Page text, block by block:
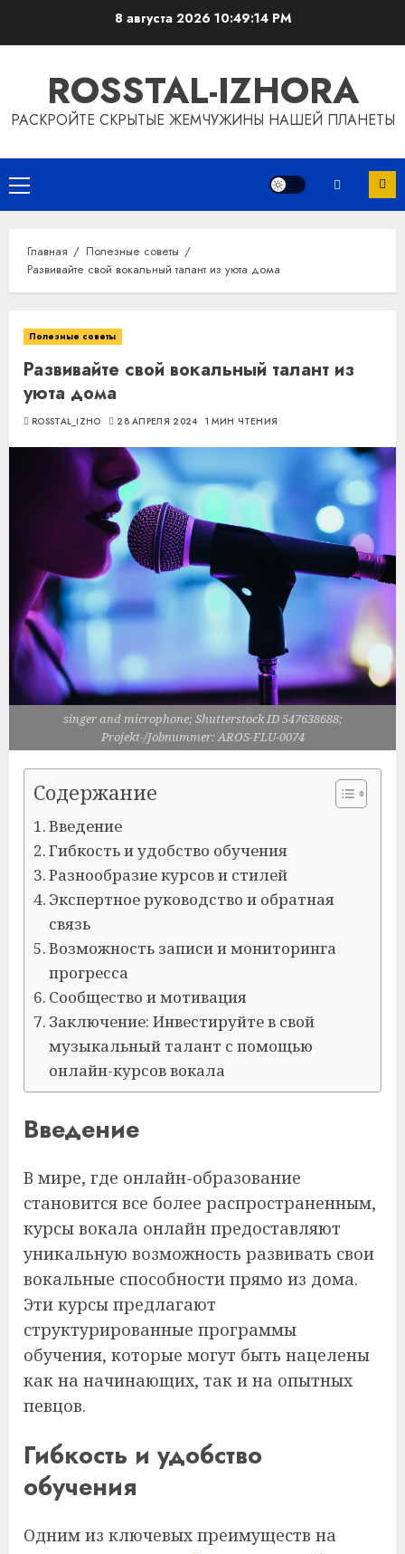
8 августа 2026 10:49:15 PM
ROSSTAL-IZHORA
РАСКРОЙТЕ СКРЫТЫЕ ЖЕМЧУЖИНЫ НАШЕЙ ПЛАНЕТЫ
Основное
меню
Главная
Полезные советы
Развивайте свой вокальный талант из уюта дома
Полезные советы
Развивайте свой вокальный талант из
уюта дома
ROSSTAL_IZHO 28 АПРЕЛЯ 2024 1 МИН ЧТЕНИЯ
singer and microphone; Shutterstock ID 547638688;
Projekt-/Jobnummer: AROS-FLU-0074
Содержание
Введение
Гибкость и удобство обучения
Разнообразие курсов и стилей
Экспертное руководство и обратная
связь
Возможность записи и мониторинга
прогресса
Сообщество и мотивация
Заключение: Инвестируйте в свой
музыкальный талант с помощью
онлайн-курсов вокала
Введение
В мире, где онлайн-образование
становится все более распространенным,
курсы вокала онлайн предоставляют
уникальную возможность развивать свои
вокальные способности прямо из дома.
Эти курсы предлагают
структурированные программы
обучения, которые могут быть нацелены
как на начинающих, так и на опытных
певцов.
Гибкость и удобство
обучения
Одним из ключевых преимуществ на